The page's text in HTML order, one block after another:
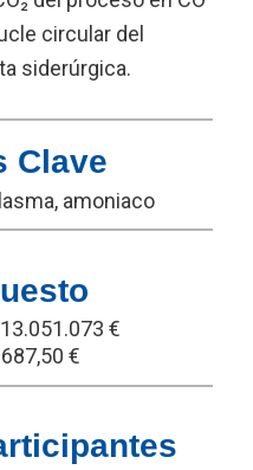
circular del
siderúrgica.
Clave
amoniaco
€
€